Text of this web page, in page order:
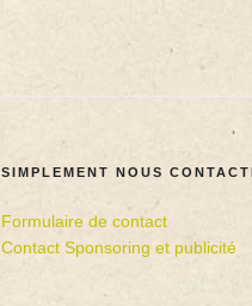
SIMPLEMENT NOUS
Formulaire de contact
Contact Sponsoring et publicité